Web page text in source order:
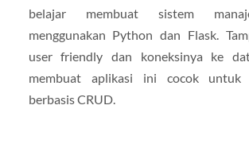
belajar membuat sistem
menggunakan Python dan Flask.
user friendly dan koneksinya ke
membuat aplikasi ini cocok untuk
berbasis CRUD.